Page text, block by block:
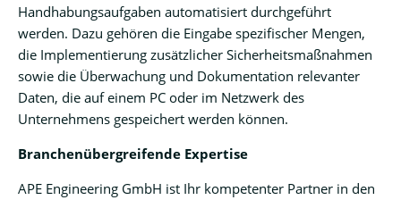
Handhabungsaufgaben automatisiert durchgeführt
werden. Dazu gehören die Eingabe spezifischer Mengen,
die Implementierung zusätzlicher Sicherheitsmaßnahmen
sowie die Überwachung und Dokumentation relevanter
Daten, die auf einem PC oder im Netzwerk des
Unternehmens gespeichert werden können.
Branchenübergreifende Expertise
APE Engineering GmbH ist Ihr kompetenter Partner in den